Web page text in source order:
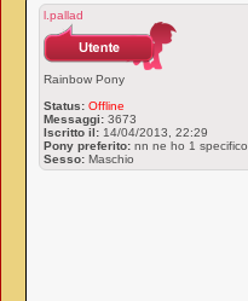
l.pallad
Rainbow Pony
Status: Offline
Messaggi: 3673
Iscritto il: 14/04/2013, 22:29
Pony preferito: nn ne ho 1 specifico
Sesso: Maschio